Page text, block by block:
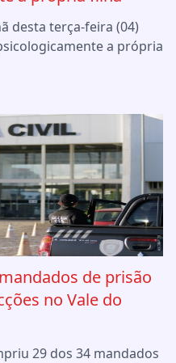
desta terça-feira (04)
a própria
de prisão
no Vale do
29 dos 34 mandados